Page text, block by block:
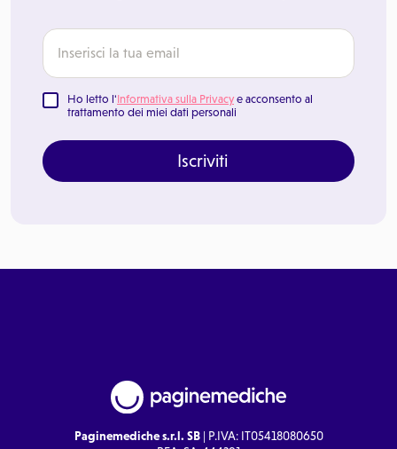
Ho letto l'Informativa sulla Privacy e acconsento al
trattamento dei miei dati personali
Iscriviti
Paginemediche s.r.l. SB| P.IVA: IT05418080650